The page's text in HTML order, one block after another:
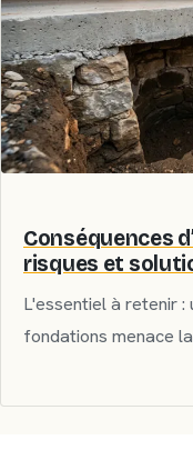
Conséquences
risques et
L'essentiel à retenir :
fondations menace